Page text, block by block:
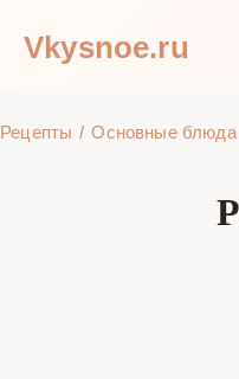
Vkysnoe.ru
Рецепты Основные блюда